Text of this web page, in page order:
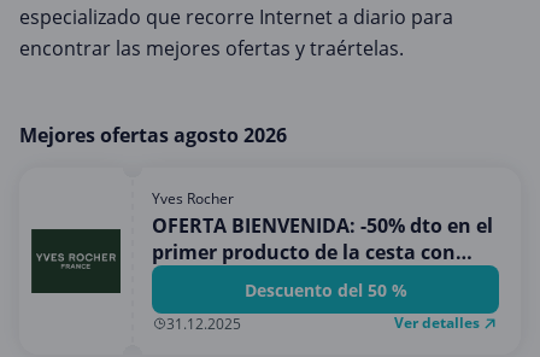
especializado que recorre Internet a diario para
encontrar las mejores ofertas y traértelas.
Mejores ofertas agosto 2026
Yves Rocher
OFERTA BIENVENIDA: -50% dto en el
primer producto de la cesta con
compras superiores a 15€
Descuento del 50 %
31.12.2025 Ver detalles